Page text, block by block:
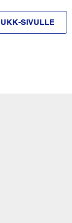
SIVULLE